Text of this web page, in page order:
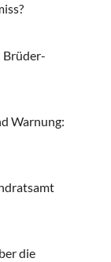
Brüder-
Warnung:
die